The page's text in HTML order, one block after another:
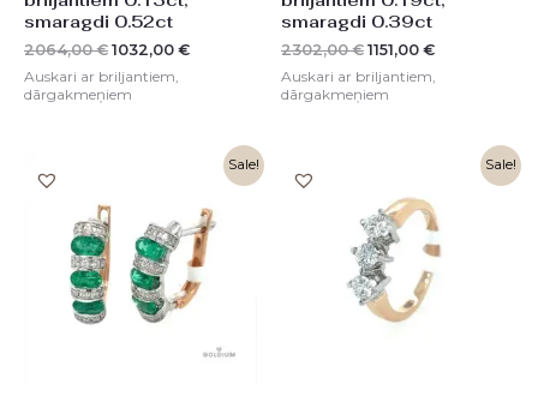
smaragdi 0.52ct
2064,00€ 1032,00 €
Auskari ar briljantiem,
dārgakmeņiem
smaragdi 0.39ct
2302,00€ 1151,00 €
Auskari ar briljantiem,
dārgakmeņiem
Sale!
3618,00 €.
Current
price
1809,00 €.
Sale!
was:
2796,00 €.
Current
price